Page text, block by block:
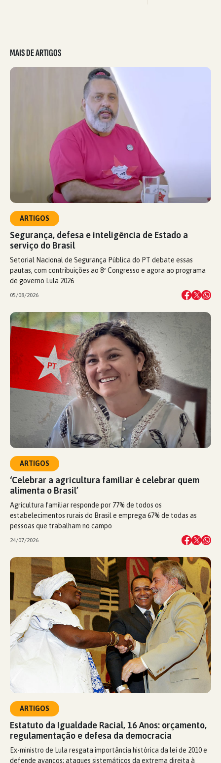
MAIS DE ARTIGOS
ARTIGOS
Segurança, defesa e inteligência de Estado a
serviço do Brasil
Setorial Nacional de Segurança Pública do PT debate essas
pautas, com contribuições ao 8º Congresso e agora ao programa
de governo Lula 2026
05/08/2026
ARTIGOS
‘Celebrar a agricultura familiar é celebrar quem
alimenta o Brasil’
Agricultura familiar responde por 77% de todos os
estabelecimentos rurais do Brasil e emprega 67% de todas as
pessoas que trabalham no campo
24/07/2026
ARTIGOS
Estatuto da Igualdade Racial, 16 Anos: orçamento,
regulamentação e defesa da democracia
Ex-ministro de Lula resgata importância histórica da lei de 2010 e
defende avanços; ataques sistemáticos da extrema direita à